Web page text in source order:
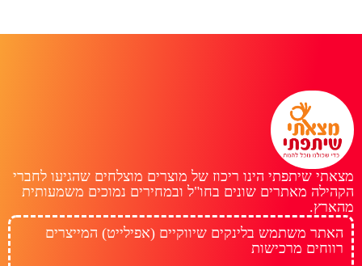
מצאתי שיתפתי הינו ריכוז של מוצרים מוצלחים שהגיעו לחברי
הקהילה מאתרים שונים בחו"ל ובמחירים נמוכים משמעותית
מהארץ.
האתר משתמש בלינקים שיווקיים (אפילייט) המייצרים
רווחים מרכישות